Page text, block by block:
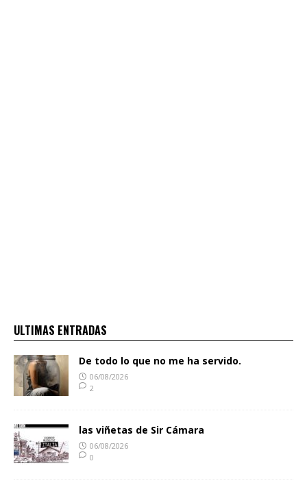
ULTIMAS ENTRADAS
De todo lo que no me ha servido.
06/08/2026
2
las viñetas de Sir Cámara
06/08/2026
0